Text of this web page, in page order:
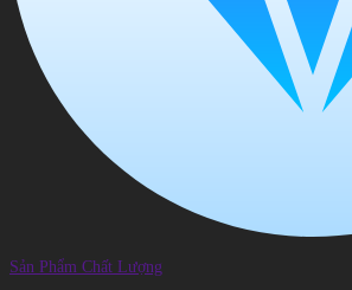
Sản Phẩm Chất Lượng